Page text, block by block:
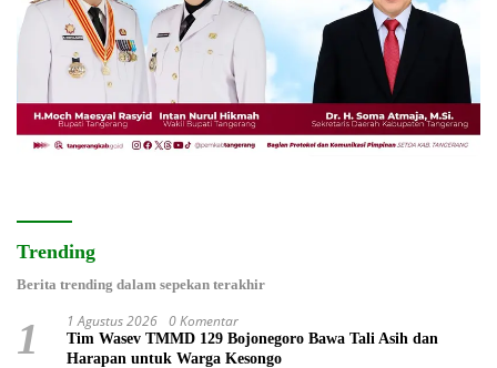
Trending
Berita trending dalam sepekan terakhir
1 1 Agustus 2026 0 Komentar
Tim Wasev TMMD 129 Bojonegoro Bawa Tali Asih dan
Harapan untuk Warga Kesongo